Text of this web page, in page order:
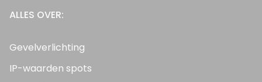
ALLES OVER:
Gevelverlichting
IP-waarden spots